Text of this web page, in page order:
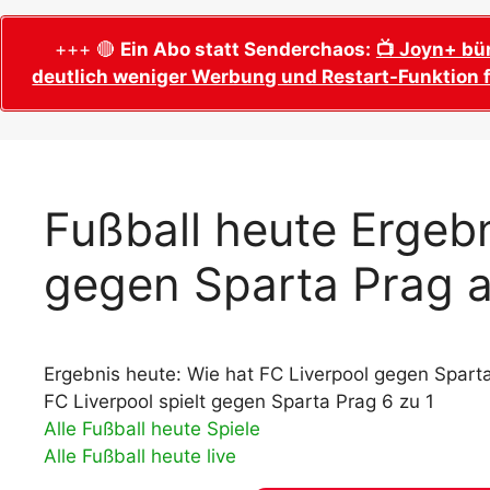
Wer wird Fußball-Weltmeister 2026?
Alle WM 2026 Trainer
Adidas Trionda: offizielle WM 2026
Spielball
Alle Nationalspieler der FIFA Fußball WM
WM 2026 Qualifikation in Europa: Tabelle
& Spielplan
WM 2026
Termine,
WM 2026
WM 2026
Spielort
Fußball WM
Ausfüllen &
+++ 🔴 Ein Abo statt Senderchaos: 📺 Joyn+
deutlich weniger Werbung und Restart-
Fußball heute
gegen Sparta Prag
Ergebnis heute: Wie hat FC Liverpool gegen
FC Liverpool spielt gegen Sparta Prag 6 zu 1
Alle Fußball heute Spiele
Alle Fußball heute live